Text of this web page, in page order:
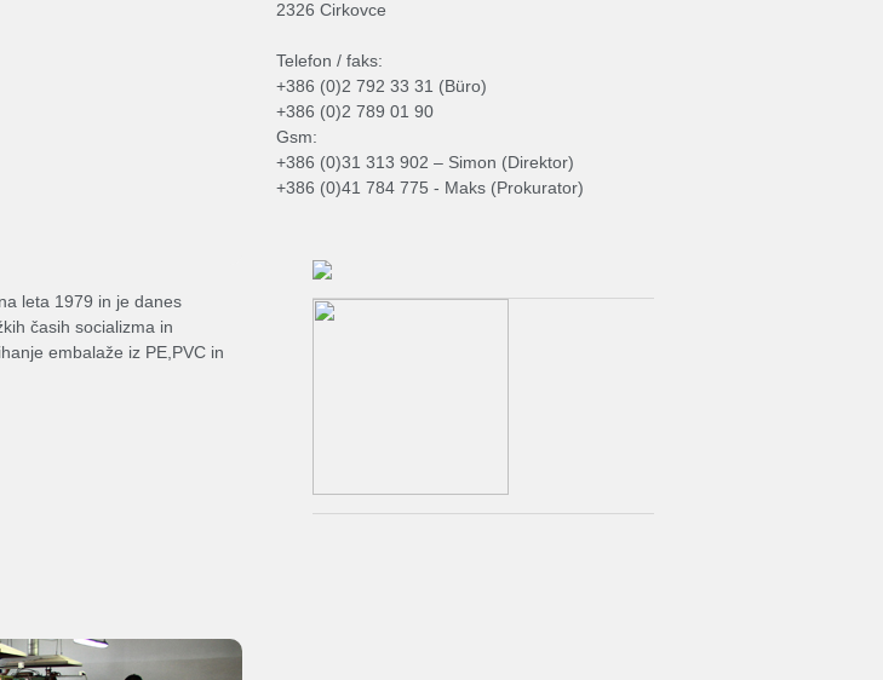
leta 1979 in je danes
časih socializma in
embalaže iz PE,PVC in
2326 Cirkovce
Telefon / faks:
+386 (0)2 792 33 31 (Büro)
+386 (0)2 789 01 90
Gsm:
+386 (0)31 313 902 – Simon (Direktor)
+386 (0)41 784 775 - Maks (Prokurator)